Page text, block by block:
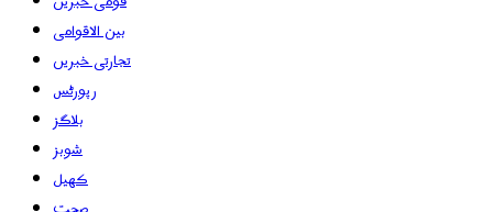
بین الاقوامی
تجارتی خبریں
رپورٹس
بلاگز
شوبز
کھیل